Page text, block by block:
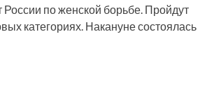
по женской борьбе. Пройдут
категориях. Накануне состоялась